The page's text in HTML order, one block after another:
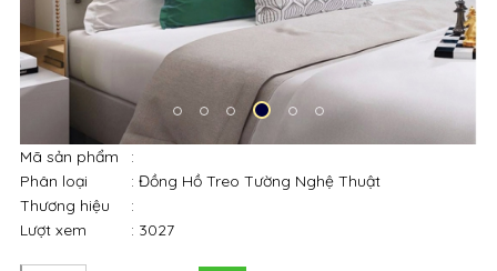
Mã sản phẩm
:
Phân loại
: Đồng Hồ Treo Tường Nghệ Thuật
Thương hiệu
:
Lượt xem
: 3027
850,000đ